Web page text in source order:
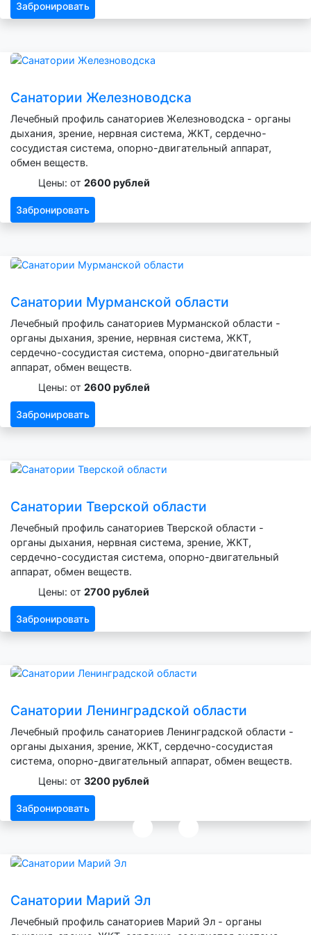
Забронировать
Санатории Железноводска
Лечебный профиль санаториев Железноводска - органы
дыхания, зрение, нервная система, ЖКТ, сердечно-
сосудистая система, опорно-двигательный аппарат,
обмен веществ.
Цены: от 2600 рублей
Забронировать
Санатории Мурманской области
Лечебный профиль санаториев Мурманской области -
органы дыхания, зрение, нервная система, ЖКТ,
сердечно-сосудистая система, опорно-двигательный
аппарат, обмен веществ.
Цены: от 2600 рублей
Забронировать
Санатории Тверской области
Лечебный профиль санаториев Тверской области -
органы дыхания, нервная система, зрение, ЖКТ,
сердечно-сосудистая система, опорно-двигательный
аппарат, обмен веществ.
Цены: от 2700 рублей
Забронировать
Санатории Ленинградской области
Лечебный профиль санаториев Ленинградской области -
органы дыхания, зрение, ЖКТ, сердечно-сосудистая
система, опорно-двигательный аппарат, обмен веществ.
Цены: от 3200 рублей
Забронировать
Санатории Марий Эл
Лечебный профиль санаториев Марий Эл - органы